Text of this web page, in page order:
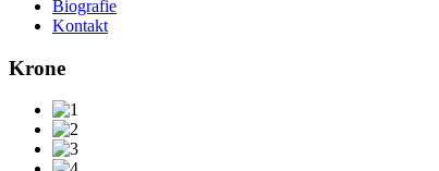
Biografie
Kontakt
Krone